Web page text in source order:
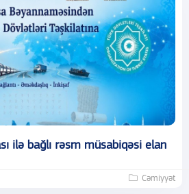
ilə bağlı rəsm müsabiqəsi elan
Cəmiyyət